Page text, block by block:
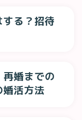
る？招待
婚までの
婚活方法